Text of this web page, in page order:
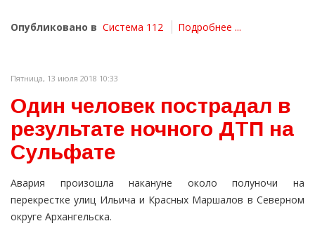
Опубликовано в Система 112 Подробнее ...
Пятница, 13 июля 2018 10:33
Один человек пострадал в
результате ночного ДТП на
Сульфате
Авария произошла накануне около полуночи на
перекрестке улиц Ильича и Красных Маршалов в Северном
округе Архангельска.